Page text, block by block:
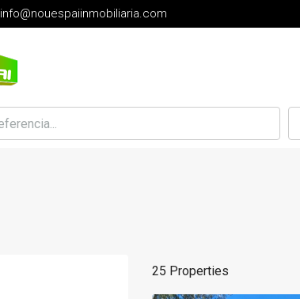
info@nouespaiinmobiliaria.com
25 Properties